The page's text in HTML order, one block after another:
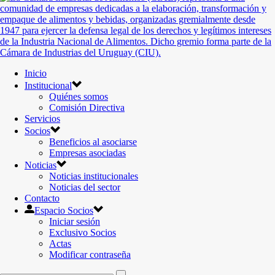
Inicio
Institucional
Quiénes somos
Comisión Directiva
Servicios
Socios
Beneficios al asociarse
Empresas asociadas
Noticias
Noticias institucionales
Noticias del sector
Contacto
Espacio Socios
Iniciar sesión
Exclusivo Socios
Actas
Modificar contraseña